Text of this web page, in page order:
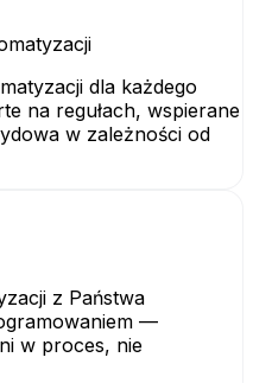
dla każdego
na regułach, wspierane
w zależności od
z Państwa
—
w proces, nie